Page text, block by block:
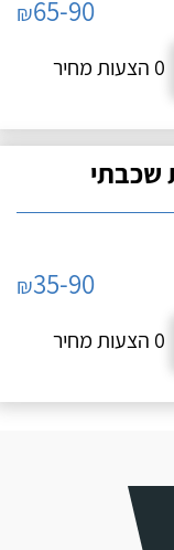
₪65-90
0 הצעות מחיר
שכבתי
₪35-90
0 הצעות מחיר